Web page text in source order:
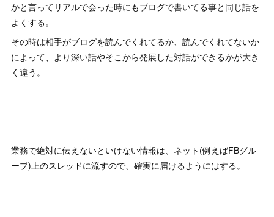
かと言ってリアルで会った時にもブログで書いてる事と同じ話を
よくする。
その時は相手がブログを読んでくれてるか、読んでくれてないか
によって、より深い話やそこから発展した対話ができるかが大き
く違う。
業務で絶対に伝えないといけない情報は、ネット(例えばFBグル
ープ)上のスレッドに流すので、確実に届けるようにはする。